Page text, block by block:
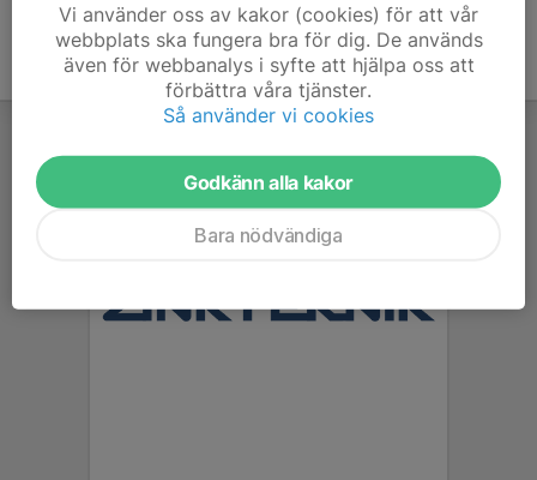
Vi använder oss av kakor (cookies) för att vår
webbplats ska fungera bra för dig. De används
även för webbanalys i syfte att hjälpa oss att
förbättra våra tjänster.
Så använder vi cookies
Godkänn alla kakor
Bara nödvändiga